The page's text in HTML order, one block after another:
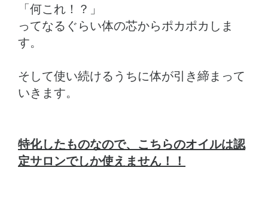
「何これ！？」
ってなるぐらい体の芯からポカポカしま
す。
そして使い続けるうちに体が引き締まって
いきます。
特化したものなので、こちらのオイルは認
定サロンでしか使えません！！